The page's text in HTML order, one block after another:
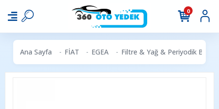
0
Ana Sayfa FİAT EGEA Filtre & Yağ & Periyodik Bakım